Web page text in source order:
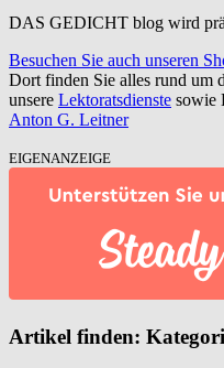
DAS GEDICHT blog wird
Besuchen Sie auch unseren
Dort finden Sie alles rund um
unsere Lektoratsdienste sowie
Anton G. Leitner
EIGENANZEIGE
Artikel finden: